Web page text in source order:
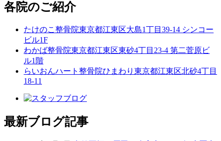
各院のご紹介
たけのこ整骨院東京都江東区大島1丁目39-14 シンコー
ビル1F
わかば整骨院東京都江東区東砂4丁目23-4 第二菅原ビ
ル1階
らいおんハート整骨院ひまわり 東京都江東区北砂4丁目
18-11
最新ブログ記事